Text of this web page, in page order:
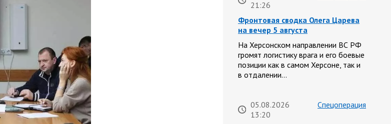
21:26
Фронтовая сводка Олега Царева
на вечер 5 августа
На Херсонском направлении ВС РФ
громят логистику врага и его боевые
позиции как в самом Херсоне, так и
в отдалении…
05.08.2026
13:20
Спецоперация